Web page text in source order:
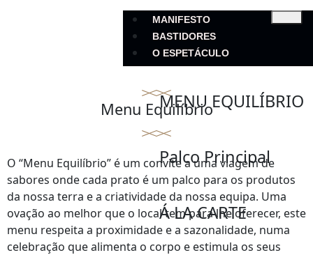
MANIFESTO
BASTIDORES
O ESPETÁCULO
MENU EQUILÍBRIO
Palco Principal
Á LA CARTE
Menu Equilíbrio
O “Menu Equilíbrio” é um convite a uma viagem de
sabores onde cada prato é um palco para os produtos
da nossa terra e a criatividade da nossa equipa. Uma
ovação ao melhor que o local tem para lhe oferecer, este
menu respeita a proximidade e a sazonalidade, numa
celebração que alimenta o corpo e estimula os seus